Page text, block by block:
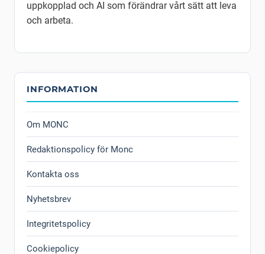
uppkopplad och AI som förändrar vårt sätt att leva
och arbeta.
INFORMATION
Om MONC
Redaktionspolicy för Monc
Kontakta oss
Nyhetsbrev
Integritetspolicy
Cookiepolicy